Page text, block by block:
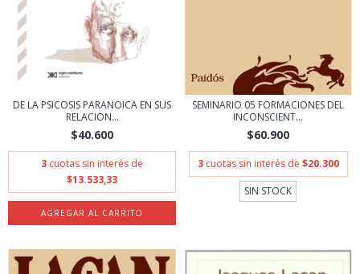
DE LA PSICOSIS PARANOICA EN SUS
RELACION...
$40.600
3 cuotas sin interés de
$13.533,33
SEMINARIO 05 FORMACIONES DEL
INCONSCIENT...
$60.900
3 cuotas sin interés de $20.300
SIN STOCK